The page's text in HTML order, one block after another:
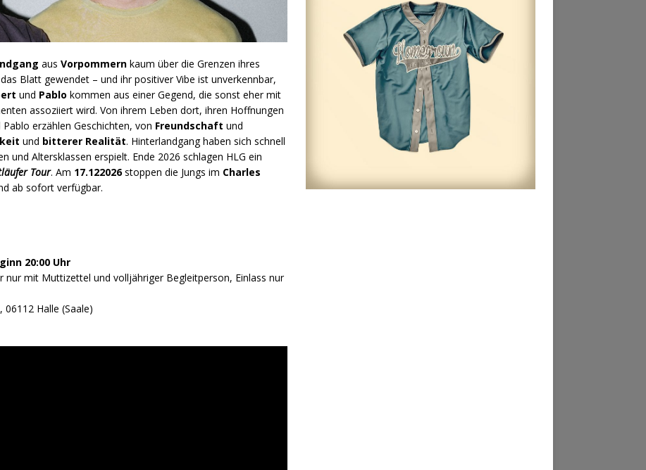
aus Vorpommern kaum über die Grenzen ihres
Blatt gewendet – und ihr positiver Vibe ist unverkennbar,
und Pablo kommen aus einer Gegend, die sonst eher mit
assoziiert wird. Von ihrem Leben dort, ihren Hoffnungen
erzählen Geschichten, von Freundschaft und
und bitterer Realität. Hinterlandgang haben sich schnell
und Altersklassen erspielt. Ende 2026 schlagen HLG ein
Tour. Am 17.122026stoppen die Jungs im Charles
ab sofort verfügbar.
20:00 Uhr
nur mit Muttizettel und volljähriger Begleitperson, Einlass nur
Halle (Saale)